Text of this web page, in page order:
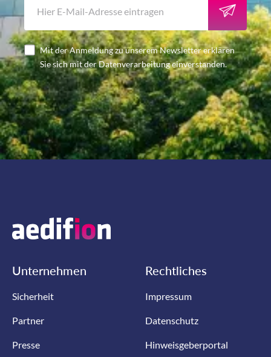
Mit der Anmeldung zu unserem Newsletter erklären
Sie sich mit der Datenverarbeitung einverstanden.
Unternehmen
Sicherheit
Partner
Presse
Rechtliches
Impressum
Datenschutz
Hinweisgeberportal